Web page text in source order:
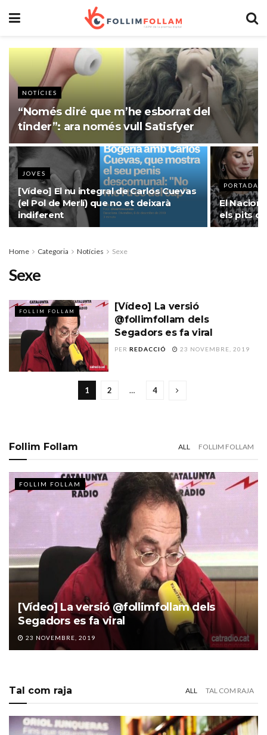
NOTÍCIES
“Només diré que m’he esborrat del
tinder”: ara només vull Satisfyer
JOVES
[Vídeo] El nu integral de Carlos Cuevas
(el Pol de Merlí) que no et deixarà
indiferent
PORTADA
El
els pits
Home Categoria Notícies Sexe
Sexe
FOLLIM FOLLAM
[Vídeo] La versió
@follimfollam dels
Segadors es fa viral
PER REDACCIÓ 23 NOVEMBRE, 2019
1 2 … 4
Follim Follam ALL FOLLIM FOLLAM
FOLLIM FOLLAM
[Vídeo] La versió @follimfollam dels
Segadors es fa viral
23 NOVEMBRE, 2019
Tal com raja ALL TAL COM RAJA